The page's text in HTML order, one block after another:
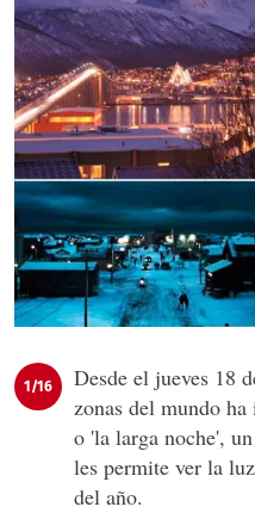
1/16
Desde el jueves 18
zonas del mundo ha
o 'la larga noche',
les permite ver la
del año.